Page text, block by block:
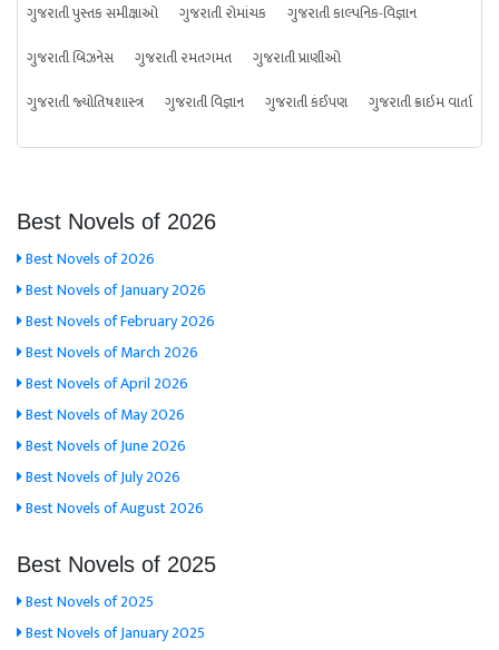
ગુજરાતી પુસ્તક સમીક્ષાઓ
ગુજરાતી રોમાંચક
ગુજરાતી કાલ્પનિક-વિજ્ઞાન
ગુજરાતી બિઝનેસ
ગુજરાતી રમતગમત
ગુજરાતી પ્રાણીઓ
ગુજરાતી જ્યોતિષશાસ્ત્ર
ગુજરાતી વિજ્ઞાન ગુજરાતી કંઈપણ ગુજરાતી ક્રાઇમ વાર્તા
Best Novels of 2026
Best Novels of 2026
Best Novels of January 2026
Best Novels of February 2026
Best Novels of March 2026
Best Novels of April 2026
Best Novels of May 2026
Best Novels of June 2026
Best Novels of July 2026
Best Novels of August 2026
Best Novels of 2025
Best Novels of 2025
Best Novels of January 2025